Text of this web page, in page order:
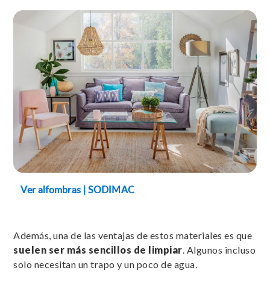
Ver alfombras | SODIMAC
Además, una de las ventajas de estos materiales es que
suelen ser más sencillos de limpiar . Algunos incluso
solo necesitan un trapo y un poco de agua.